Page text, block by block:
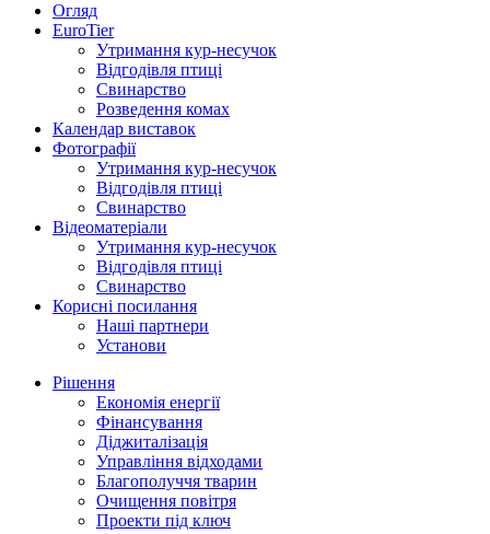
Огляд
EuroTier
Утримання кур-несучок
Відгодівля птиці
Свинарство
Розведення комах
Календар виставок
Фотографії
Утримання кур-несучок
Відгодівля птиці
Свинарство
Відеоматеріали
Утримання кур-несучок
Відгодівля птиці
Свинарство
Корисні посилання
Наші партнери
Установи
Рішення
Економія енергії
Фінансування
Діджиталізація
Управління відходами
Благополуччя тварин
Очищення повітря
Проекти під ключ